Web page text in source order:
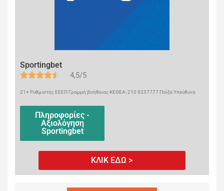
Sportingbet
4,5/5
21+ Ρυθμιστής ΕΕΕΠ Γραμμή βοήθειας ΚΕΘΕΑ: 210 9237777 Παίξε Υπεύθυνα
Πληροφορίες -
Αξιολόγηση
Sportingbet
ΚΛΙΚ ΕΔΩ >